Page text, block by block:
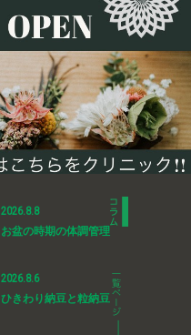
2026.8.8
お盆の時期の体調管理
2026.8.6
ひきわり納豆と粒納豆